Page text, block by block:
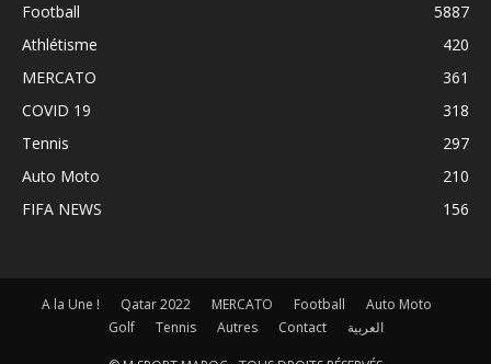
Football
5887
Athlétisme
420
MERCATO
361
COVID 19
318
Tennis
297
Auto Moto
210
FIFA NEWS
156
A la Une ! Qatar 2022 MERCATO Football
Auto Moto
Golf
Tennis Autres Contact العربية